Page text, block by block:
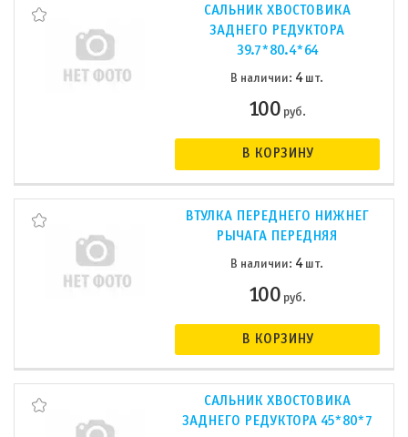
САЛЬНИК ХВОСТОВИКА
ЗАДНЕГО РЕДУКТОРА
39.7*80.4*64
В наличии: 4шт.
100руб.
В КОРЗИНУ
ВТУЛКА ПЕРЕДНЕГО НИЖНЕГ
РЫЧАГА ПЕРЕДНЯЯ
В наличии: 4шт.
100руб.
В КОРЗИНУ
САЛЬНИК ХВОСТОВИКА
ЗАДНЕГО РЕДУКТОРА 45*80*7